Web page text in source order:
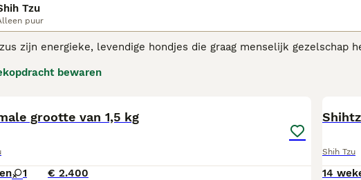
Tzu
puur
zijn energieke, levendige hondjes die graag menselijk
Ze passen zich van nature ook goed aan en zijn gelukkig in
bewaren
grootte van 1,5 kg
1 € 2.400
Shih Tzu
14